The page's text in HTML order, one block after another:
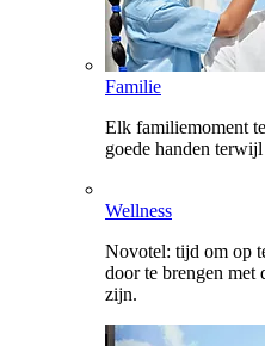
Familie
Elk familiemoment
goede handen
Wellness
Novotel: tijd om op
door te brengen met
zijn.